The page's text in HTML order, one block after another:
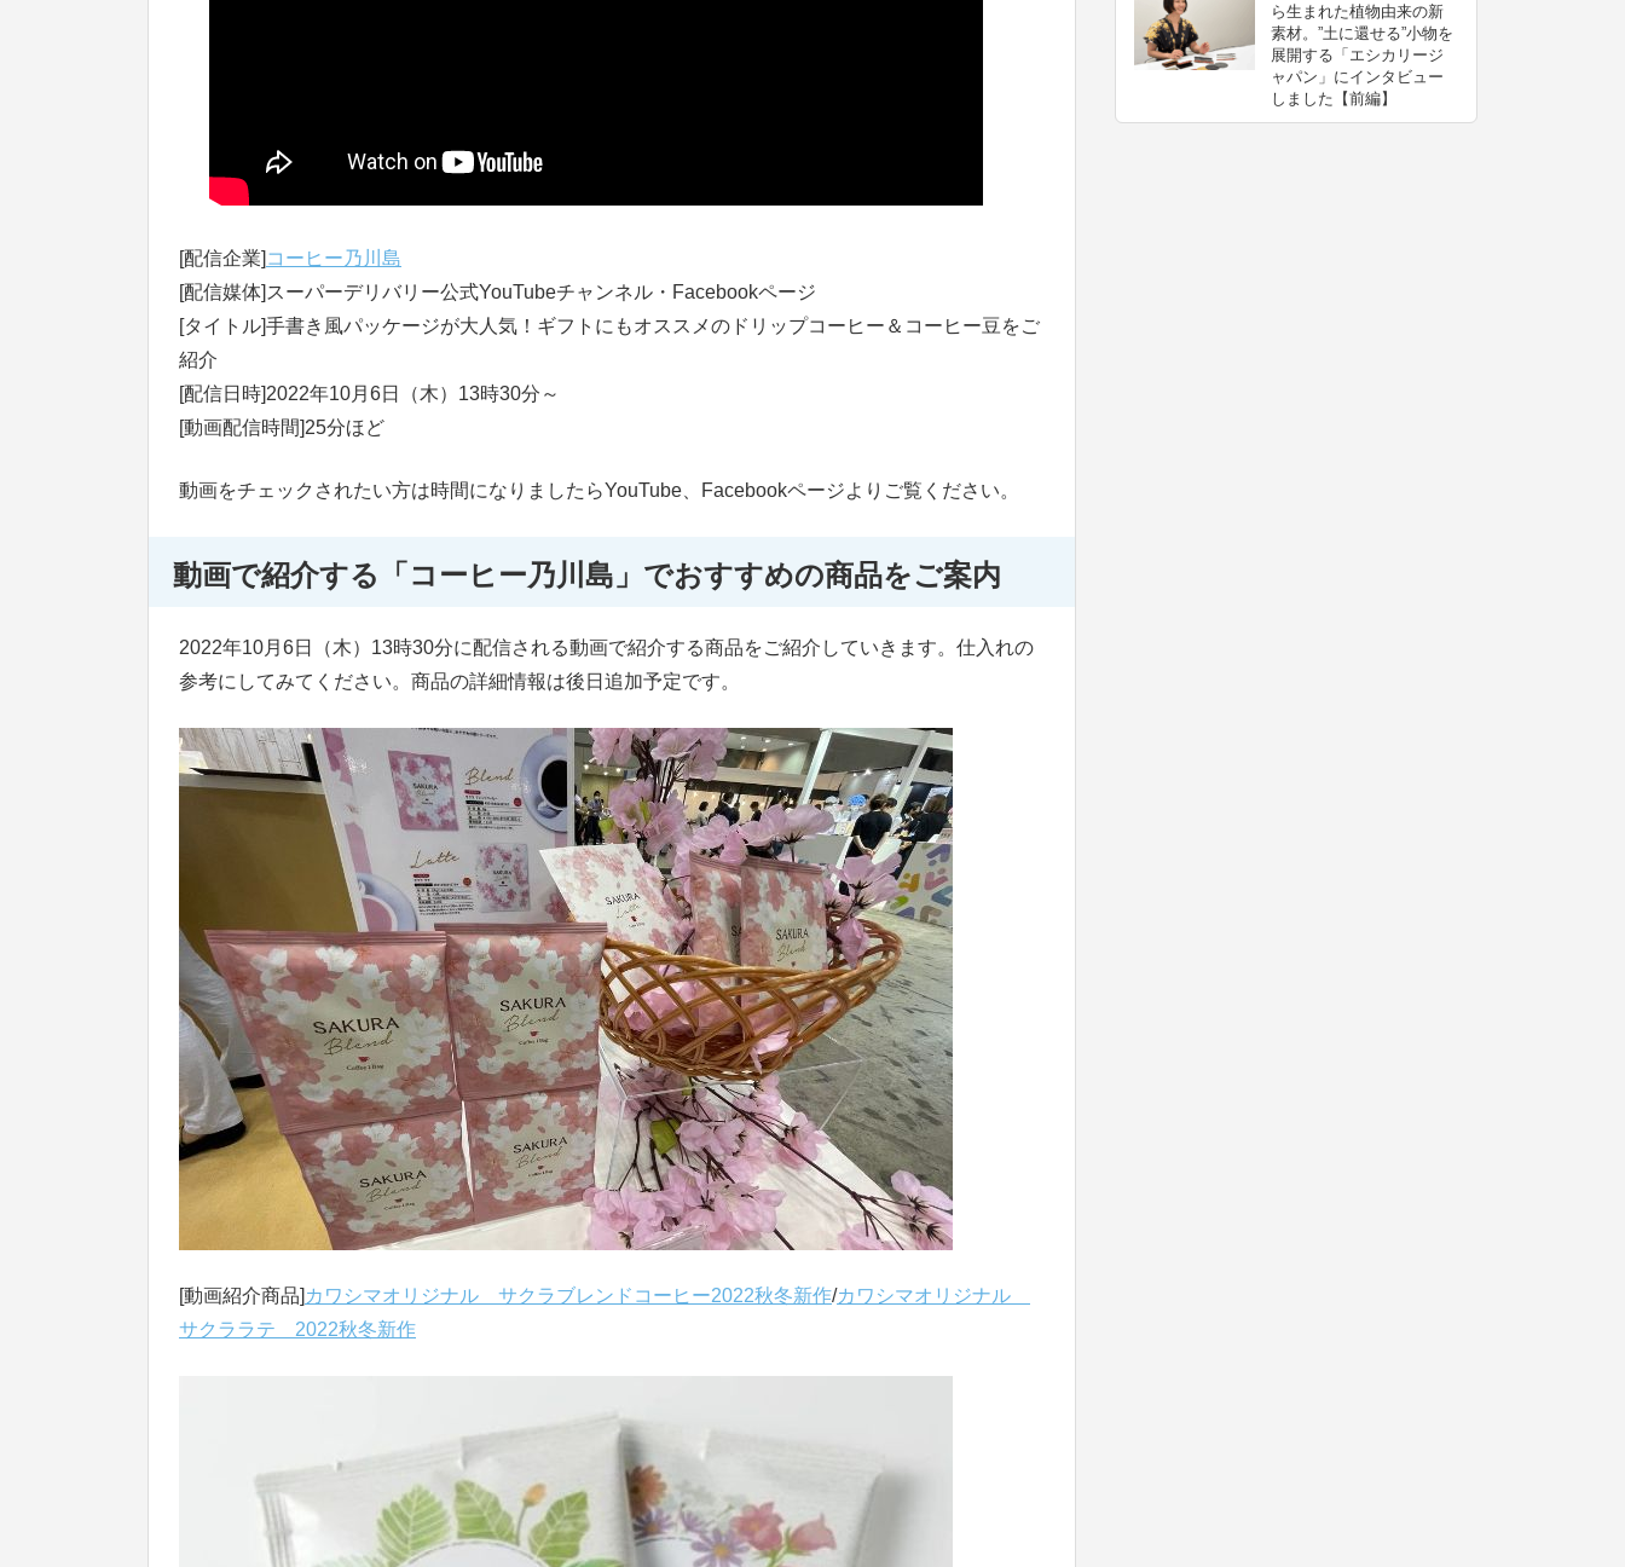
[配信企業] コーヒー乃川島
[配信媒体]スーパーデリバリー公式YouTubeチャンネル・Facebookページ
[タイトル]手書き風パッケージが大人気！ギフトにもオススメのドリップコーヒー＆コーヒー豆をご
紹介
[配信日時]2022年10月6日（木）13時30分～
[動画配信時間]25分ほど
動画をチェックされたい方は時間になりましたらYouTube、Facebookページよりご覧ください。
動画で紹介する「コーヒー乃川島」でおすすめの商品をご案内
2022年10月6日（木）13時30分に配信される動画で紹介する商品をご紹介していきます。仕入れの
参考にしてみてください。商品の詳細情報は後日追加予定です。
[動画紹介商品] カワシマオリジナル サクラブレンドコーヒー2022秋冬新作/カワシマオリジナル
サクララテ 2022秋冬新作
ら生まれた植物由来の新
素材。”⼟に還せる”小物を
展開する「エシカリージ
ャパン」にインタビュー
しました【前編】